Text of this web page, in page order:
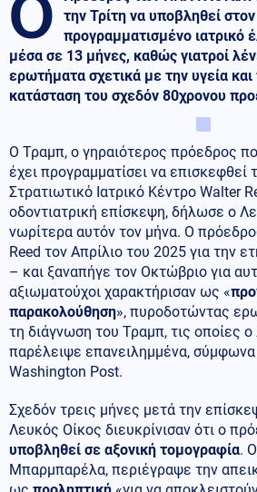
την Τρίτη να υποβληθεί στον
προγραμματισμένο ιατρικό
μέσα σε 13 μήνες, καθώς γιατροί
ερωτήματα σχετικά με την υγεία
κατάσταση του σχεδόν 80χρονου
Ο Τραμπ, ο γηραιότερος πρόεδρος
έχει προγραμματίσει να επισκεφθεί
Στρατιωτικό Ιατρικό Κέντρο Walter
οδοντιατρική επίσκεψη, δήλωσε ο
νωρίτερα αυτόν τον μήνα. Ο
Reed τον Απρίλιο του 2025 για την
– και ξαναπήγε τον Οκτώβριο για
αξιωματούχοι χαρακτήρισαν ως «
παρακολούθηση», πυροδοτώντας
τη διάγνωση του Τραμπ, τις οποίες
παρέλειψε επανειλημμένα,
Washington Post.
Σχεδόν τρεις μήνες μετά την
Λευκός Οίκος διευκρίνισαν ότι ο
υποβληθεί σε αξονική τομογραφία.
Μπαρμπαρέλα, περιέγραψε την